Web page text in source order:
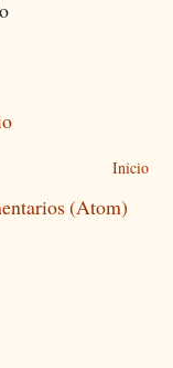
Inicio
(Atom)